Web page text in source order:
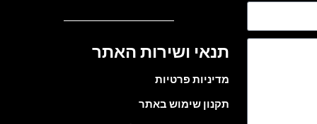
תנאי ושירות האתר
מדיניות פרטיות
תקנון שימוש באתר